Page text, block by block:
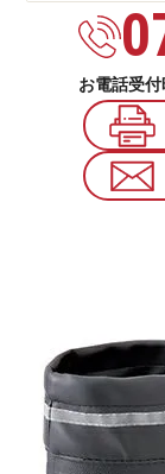
お電話受